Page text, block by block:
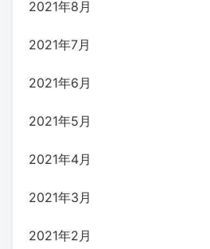
2021年8月
2021年7月
2021年6月
2021年5月
2021年4月
2021年3月
2021年2月